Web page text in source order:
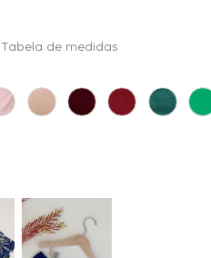
Tabela de medidas